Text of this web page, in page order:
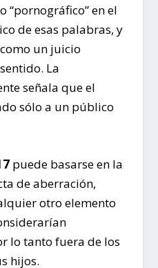
“pornográfico” en el
de esas palabras, y
un juicio
La
señala que el
sólo a un público
puede basarse en la
de aberración,
otro elemento
lo tanto fuera de los
hijos.